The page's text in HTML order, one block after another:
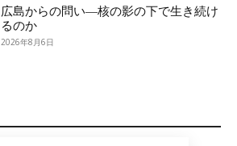
広島からの問い―核の影の下で生き続け
るのか
2026年8月6日